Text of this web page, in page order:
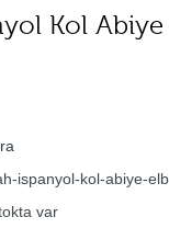
Kol Abiye
ispanyol-kol-abiye-
var